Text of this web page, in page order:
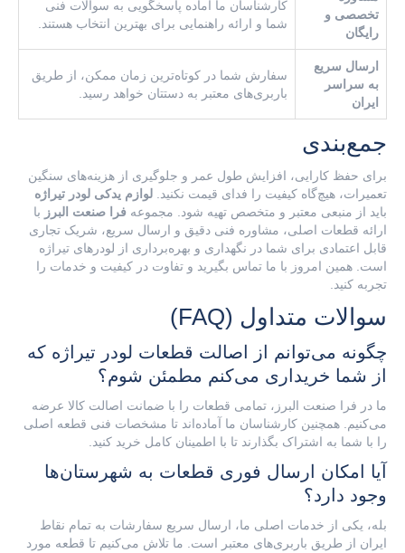
تخصصی و
رایگان
کارشناسان ما آماده پاسخگویی به سوالات فنی
شما و ارائه راهنمایی برای بهترین انتخاب هستند.
ارسال سریع
به سراسر
ایران
سفارش شما در کوتاه‌ترین زمان ممکن، از طریق
باربری‌های معتبر به دستتان خواهد رسید.
جمع‌بندی
برای حفظ کارایی، افزایش طول عمر و جلوگیری از هزینه‌های سنگین
تعمیرات، هیچ‌گاه کیفیت را فدای قیمت نکنید. لوازم یدکی لودر تیراژه
باید از منبعی معتبر و متخصص تهیه شود. مجموعه فرا صنعت البرز با
ارائه قطعات اصلی، مشاوره فنی دقیق و ارسال سریع، شریک تجاری
قابل اعتمادی برای شما در نگهداری و بهره‌برداری از لودرهای تیراژه
است. همین امروز با ما تماس بگیرید و تفاوت در کیفیت و خدمات را
تجربه کنید.
سوالات متداول (FAQ)
چگونه می‌توانم از اصالت قطعات لودر تیراژه که
از شما خریداری می‌کنم مطمئن شوم؟
ما در فرا صنعت البرز، تمامی قطعات را با ضمانت اصالت کالا عرضه
می‌کنیم. همچنین کارشناسان ما آماده‌اند تا مشخصات فنی قطعه اصلی
را با شما به اشتراک بگذارند تا با اطمینان کامل خرید کنید.
آیا امکان ارسال فوری قطعات به شهرستان‌ها
وجود دارد؟
بله، یکی از خدمات اصلی ما، ارسال سریع سفارشات به تمام نقاط
ایران از طریق باربری‌های معتبر است. ما تلاش می‌کنیم تا قطعه مورد